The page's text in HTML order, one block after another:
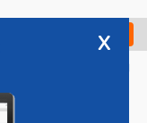
Check in
x